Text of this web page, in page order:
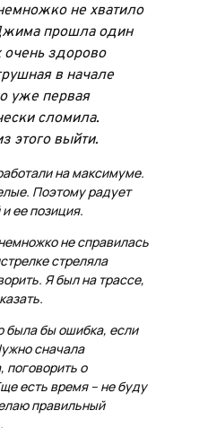
не хватило
прошла один
очень здорово
в начале
уже первая
сломила.
этого выйти.
на максимуме.
Поэтому радует
ее позиция.
не справилась
стреляла
Я был на трассе,
была бы ошибка, если
сначала
поговорить о
есть время – не буду
правильный